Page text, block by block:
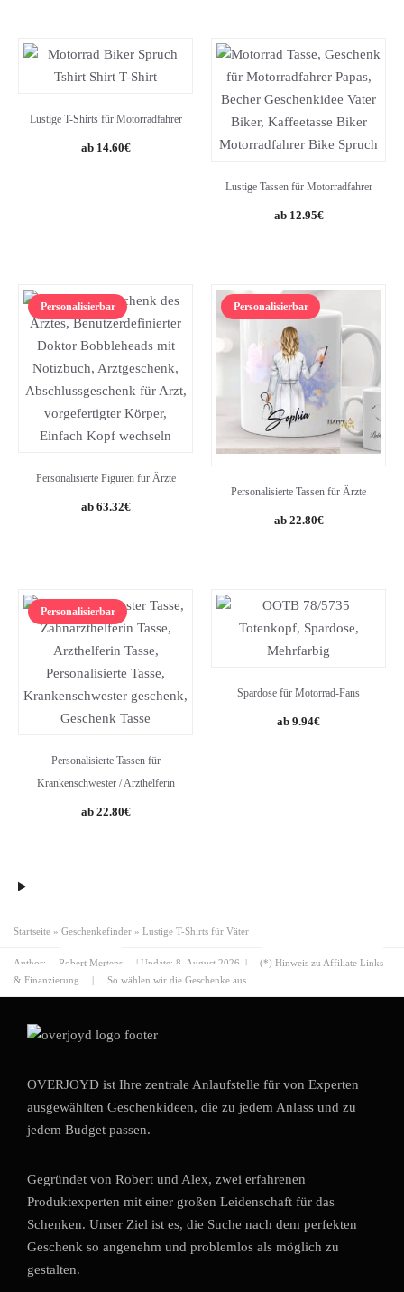
Lustige T-Shirts für Motorradfahrer
Original
14.60€Current
Lustige Tassen für Motorradfahrer
12.95€
Personalisierbar
Personalisierte Figuren für Ärzte
63.32€
Personalisierbar
Personalisierte Tassen für Ärzte
22.80€
Personalisierbar
Personalisierte Tassen für
Krankenschwester / Arzthelferin
22.80€
Spardose für Motorrad-Fans
9.94€
Startseite » Geschenkefinder » Lustige T-Shirts für Väter
Author: Robert Mertens | Update: 8. August 2026 |
(*) Hinweis zu Affiliate Links
& Finanzierung
| So wählen wir die Geschenke aus
OVERJOYD ist Ihre zentrale Anlaufstelle für von Experten
ausgewählten Geschenkideen, die zu jedem Anlass und zu
jedem Budget passen.
Gegründet von Robert und Alex, zwei erfahrenen
Produktexperten mit einer großen Leidenschaft für das
Schenken. Unser Ziel ist es, die Suche nach dem perfekten
Geschenk so angenehm und problemlos als möglich zu
gestalten.